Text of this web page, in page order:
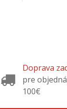
Doprava
pre
100€